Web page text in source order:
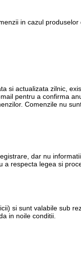
in cazul
si actualizata zilnic,
pentru a confirma
Comenzile nu
dar nu
a respecta legea si
si sunt valabile sub
in noile conditii.